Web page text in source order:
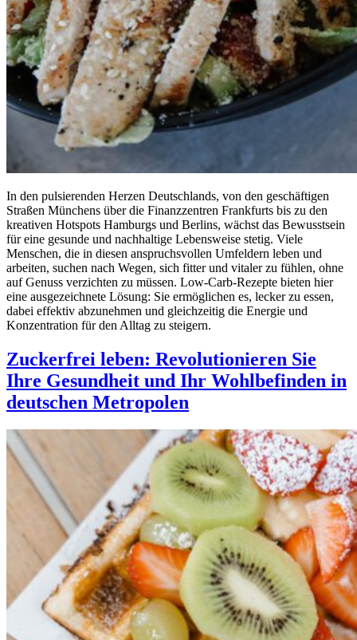
In den pulsierenden Herzen Deutschlands, von den geschäftigen
Straßen Münchens über die Finanzzentren Frankfurts bis zu den
kreativen Hotspots Hamburgs und Berlins, wächst das Bewusstsein
für eine gesunde und nachhaltige Lebensweise stetig. Viele
Menschen, die in diesen anspruchsvollen Umfeldern leben und
arbeiten, suchen nach Wegen, sich fitter und vitaler zu fühlen, ohne
auf Genuss verzichten zu müssen. Low-Carb-Rezepte bieten hier
eine ausgezeichnete Lösung: Sie ermöglichen es, lecker zu essen,
dabei effektiv abzunehmen und gleichzeitig die Energie und
Konzentration für den Alltag zu steigern.
Zuckerfrei leben: Revolutionieren Sie
Ihre Gesundheit und Ihr Wohlbefinden in
deutschen Metropolen